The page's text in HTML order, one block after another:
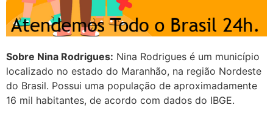
Sobre Nina Rodrigues: Nina Rodrigues é um município
localizado no estado do Maranhão, na região Nordeste
do Brasil. Possui uma população de aproximadamente
16 mil habitantes, de acordo com dados do IBGE.
22/05/2026 17:10:05
(879121**** em
http://www.proaborto.com)
Deve ser normal
22/05/2026 17:19:15